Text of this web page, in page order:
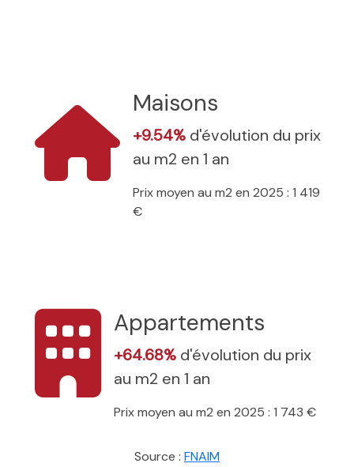
Maisons
+9.54% d'évolution du prix
au m2 en 1 an
Prix moyen au m2 en 2025 : 1 419
€
Appartements
+64.68% d'évolution du prix
au m2 en 1 an
Prix moyen au m2 en 2025 : 1 743 €
Source : FNAIM